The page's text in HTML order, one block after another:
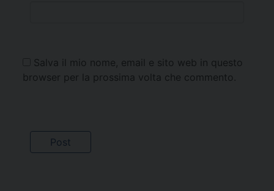
Salva il mio nome, email e sito web in questo
browser per la prossima volta che commento.